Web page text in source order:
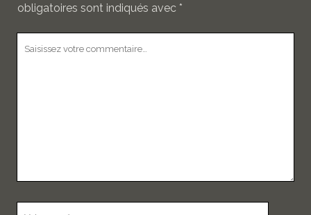
obligatoires sont indiqués avec *